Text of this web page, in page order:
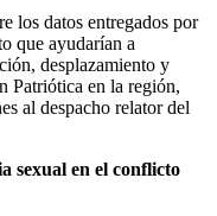
los datos entregados por
que ayudarían a
desplazamiento y
Patriótica en la región,
al despacho relator del
sexual en el conflicto